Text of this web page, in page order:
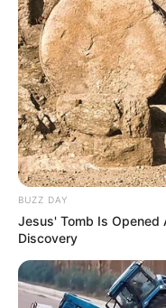
42023 – Filmes de
8646 – Filmes
sangrento
947 – Filmes de
89585 – Comédias
10944 – Filmes de
BUZZ DAY
Jesus' Tomb Is Opened
Discovery